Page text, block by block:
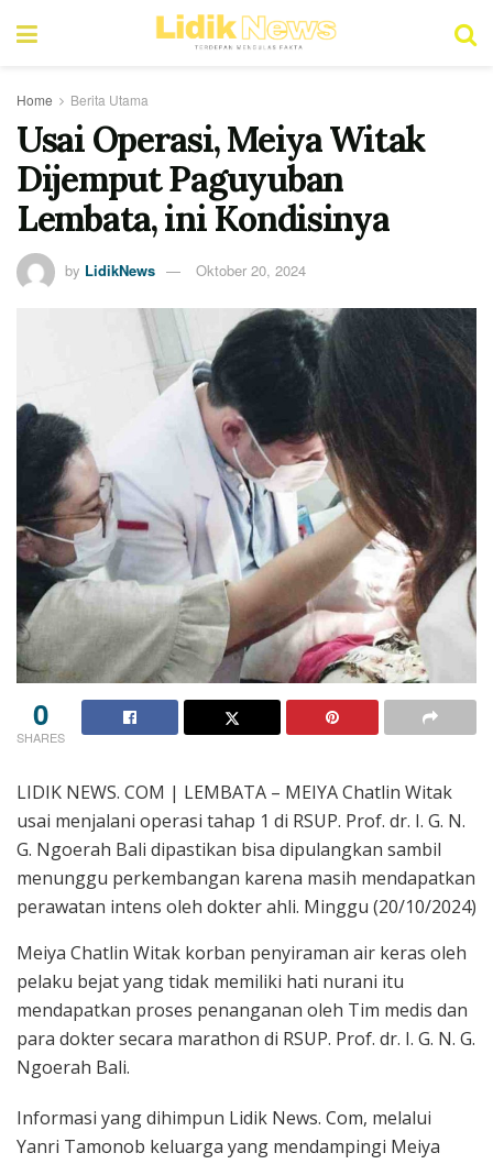
Home Berita Utama
Usai Operasi, Meiya Witak
Dijemput Paguyuban
Lembata, ini Kondisinya
by LidikNews Oktober 20, 2024
0
SHARES
LIDIK NEWS. COM | LEMBATA – MEIYA Chatlin Witak
usai menjalani operasi tahap 1 di RSUP. Prof. dr. I. G. N.
G. Ngoerah Bali dipastikan bisa dipulangkan sambil
menunggu perkembangan karena masih mendapatkan
perawatan intens oleh dokter ahli. Minggu (20/10/2024)
Meiya Chatlin Witak korban penyiraman air keras oleh
pelaku bejat yang tidak memiliki hati nurani itu
mendapatkan proses penanganan oleh Tim medis dan
para dokter secara marathon di RSUP. Prof. dr. I. G. N. G.
Ngoerah Bali.
Informasi yang dihimpun Lidik News. Com, melalui
Yanri Tamonob keluarga yang mendampingi Meiya